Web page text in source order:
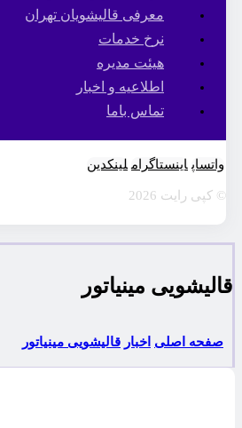
معرفی قالیشویان تهران
نرخ خدمات
هیئت مدیره
اطلاعیه و اخبار
تماس باما
واتساپ اینستاگرام لینکدین
© کپی رایت 2026
قاليشویی مينياتور
صفحه اصلی اخبار قاليشویی مينياتور